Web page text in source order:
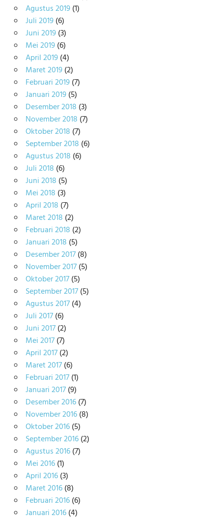
Agustus 2019(1)
Juli 2019(6)
Juni 2019(3)
Mei 2019(6)
April 2019(4)
Maret 2019(2)
Februari 2019(7)
Januari 2019(5)
Desember 2018 (3)
November 2018 (7)
Oktober 2018 (7)
September 2018 (6)
Agustus 2018 (6)
Juli 2018 (6)
Juni 2018 (5)
Mei 2018 (3)
April 2018 (7)
Maret 2018 (2)
Februari 2018 (2)
Januari 2018 (5)
Desember 2017(8)
November 2017(5)
Oktober 2017(5)
September 2017(5)
Agustus 2017(4)
Juli 2017(6)
Juni 2017(2)
Mei 2017(7)
April 2017(2)
Maret 2017(6)
Februari 2017(1)
Januari 2017(9)
Desember 2016(7)
November 2016(8)
Oktober 2016(5)
September 2016(2)
Agustus 2016(7)
Mei 2016(1)
April 2016(3)
Maret 2016(8)
Februari 2016(6)
Januari 2016(4)